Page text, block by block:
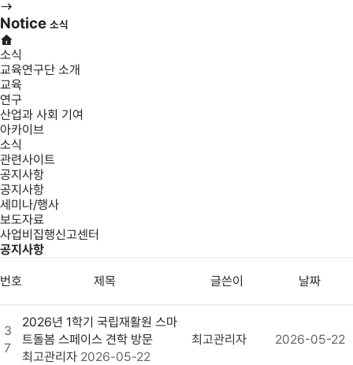
Notice 소식
소식
교육연구단 소개
교육
연구
산업과 사회 기여
아카이브
소식
관련사이트
공지사항
공지사항
세미나/행사
보도자료
사업비집행신고센터
공지사항
번호 제목 글쓴이 날짜
3
7
2026년 1학기 국립재활원 스마
트돌봄 스페이스 견학 방문
최고관리자 2026-05-22
최고관리자 2026-05-22